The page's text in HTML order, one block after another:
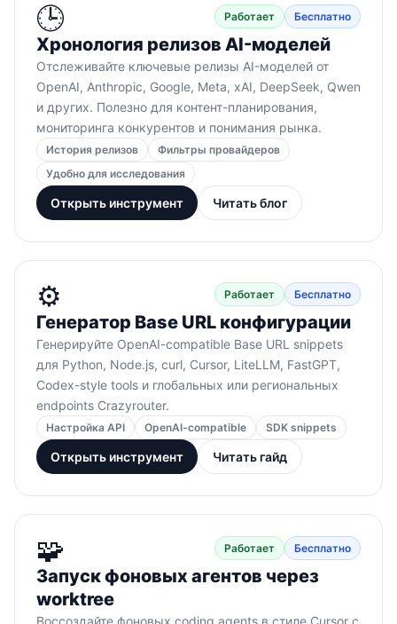
🕒 Работает Бесплатно
Хронология релизов AI-моделей
Отслеживайте ключевые релизы AI-моделей от
OpenAI, Anthropic, Google, Meta, xAI, DeepSeek, Qwen
и других. Полезно для контент-планирования,
мониторинга конкурентов и понимания рынка.
История релизов
Фильтры провайдеров
Удобно для исследования
Открыть инструмент Читать блог
⚙️ Работает Бесплатно
Генератор Base URL конфигурации
Генерируйте OpenAI-compatible Base URL snippets
для Python, Node.js, curl, Cursor, LiteLLM, FastGPT,
Codex-style tools и глобальных или региональных
endpoints Crazyrouter.
Настройка API OpenAI-compatible SDK snippets
Открыть инструмент Читать гайд
🧩 Работает Бесплатно
Запуск фоновых агентов через
worktree
Воссоздайте фоновых coding agents в стиле Cursor с